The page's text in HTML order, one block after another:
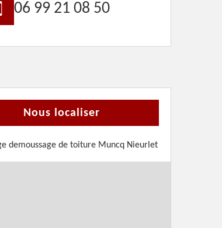
06 99 21 08 50
Nous localiser
demoussage de toiture Muncq Nieurlet